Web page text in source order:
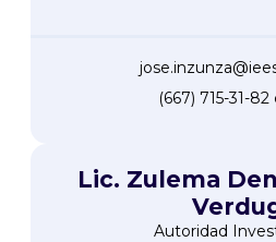
(667) 715-31-82
Lic. Zulema
Autoridad